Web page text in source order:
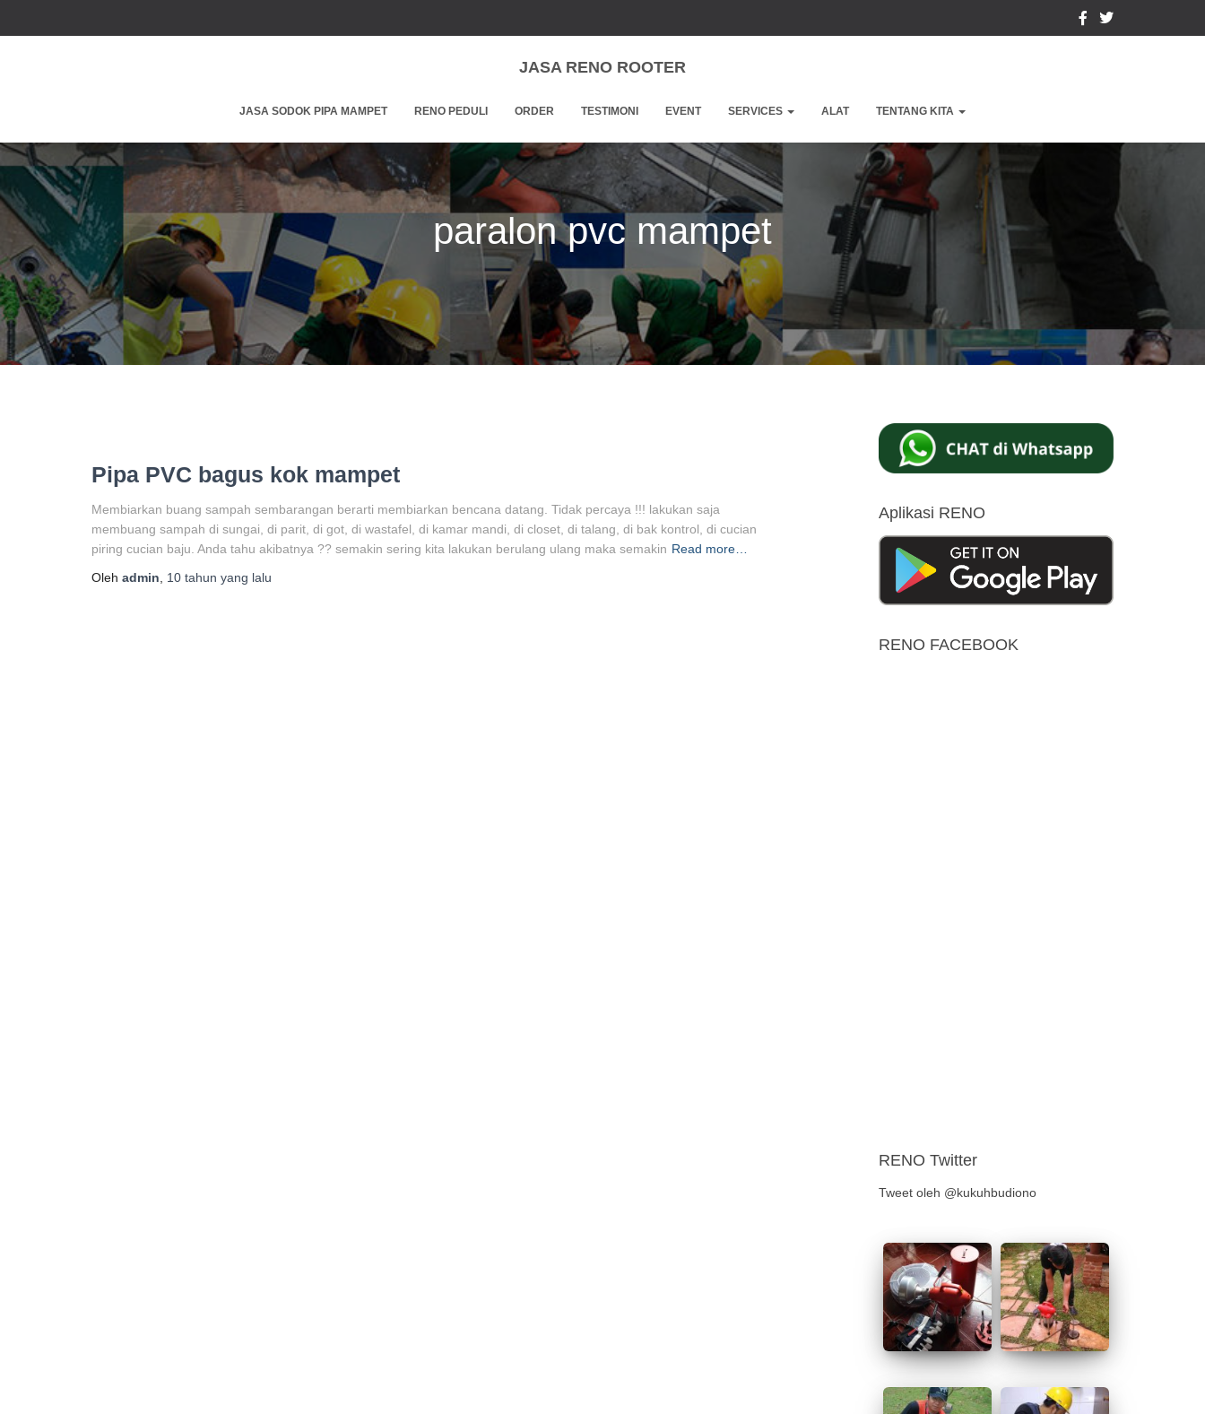
JASA RENO ROOTER
JASA SODOK PIPA MAMPET RENO PEDULI ORDER TESTIMONI EVENT SERVICES ALAT TENTANG KITA
paralon pvc mampet
Pipa PVC bagus kok mampet
Membiarkan buang sampah sembarangan berarti membiarkan bencana datang. Tidak percaya !!! lakukan saja
membuang sampah di sungai, di parit, di got, di wastafel, di kamar mandi, di closet, di talang, di bak kontrol, di cucian
piring cucian baju. Anda tahu akibatnya ?? semakin sering kita lakukan berulang ulang maka semakin Read more…
Oleh admin 10 tahun yang lalu
Aplikasi RENO
RENO FACEBOOK
RENO Twitter
Tweet oleh @kukuhbudiono